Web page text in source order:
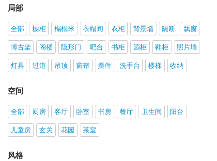
局部
全部 橱柜 榻榻米 衣帽间 衣柜 背景墙 隔断
飘窗
博古架
阁楼 隐形门 吧台 书柜 酒柜 鞋柜
照片墙
灯具
过道 吊顶 窗帘 摆件 洗手台 楼梯 收纳
空间
全部 厨房 客厅 卧室 书房 餐厅 卫生间
阳台
儿童房
玄关 花园 茶室
风格